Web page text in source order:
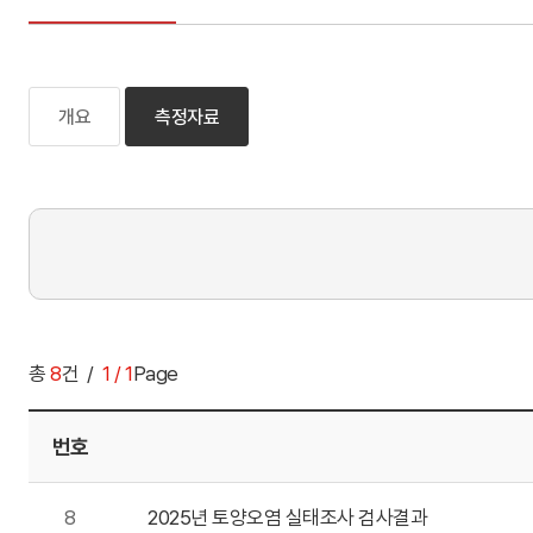
개요 측정자료
총 8건 1 / 1Page
번호
8 2025년 토양오염 실태조사 검사결과